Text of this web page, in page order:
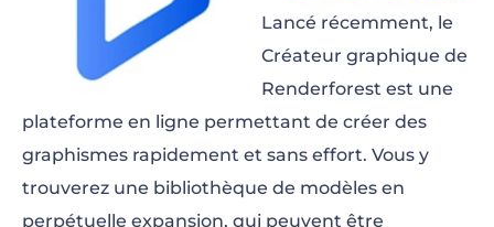
Lancé récemment, le
Créateur graphique de
Renderforest est une
plateforme en ligne permettant de créer des
graphismes rapidement et sans effort. Vous y
trouverez une bibliothèque de modèles en
perpétuelle expansion, qui peuvent être